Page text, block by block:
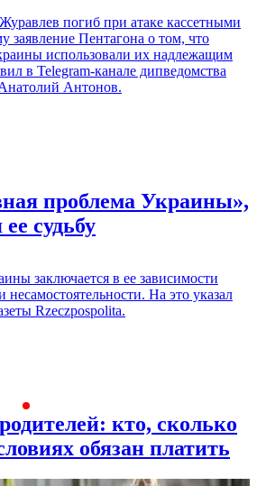
погиб при атаке кассетными
заявление Пентагона о том, что
использовали их надлежащим
в Telegram-канале дипведомства
Антонов.
проблема Украины»,
судьбу
заключается в ее зависимости
На это указал
Rzeczpospolita.
кто, сколько
обязан платить